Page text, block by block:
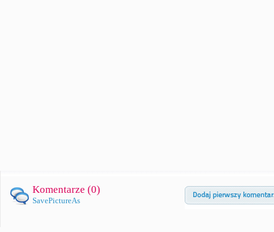
Komentarze (0)
SavePictureAs